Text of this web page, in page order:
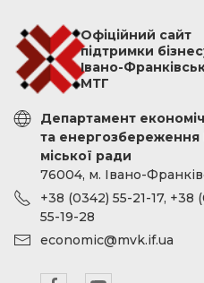
Офіційний сайт
підтримки
Івано-
МТГ
Департамент
та енергозбереження
міської ради
76004, м. Івано-
+38 (0342) 55-21-17,
55-19-28
economic@mvk.if.ua